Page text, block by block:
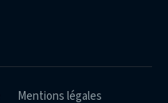
Mentions légales